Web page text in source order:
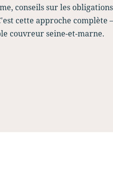
conseils sur les
cette approche
couvreur seine-et-marne.